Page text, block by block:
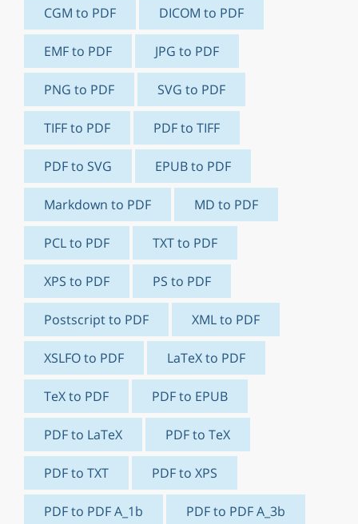
CGM to PDF DICOM to PDF
EMF to PDF JPG to PDF
PNG to PDF SVG to PDF
TIFF to PDF PDF to TIFF
PDF to SVG EPUB to PDF
Markdown to PDF MD to PDF
PCL to PDF TXT to PDF
XPS to PDF PS to PDF
Postscript to PDF XML to PDF
XSLFO to PDF LaTeX to PDF
TeX to PDF PDF to EPUB
PDF to LaTeX PDF to TeX
PDF to TXT PDF to XPS
PDF to PDF A_1b PDF to PDF A_3b